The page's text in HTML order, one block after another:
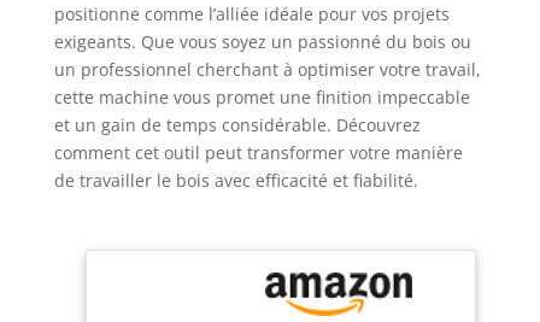
positionne comme l’alliée idéale pour vos projets
exigeants. Que vous soyez un passionné du bois ou
un professionnel cherchant à optimiser votre travail,
cette machine vous promet une finition impeccable
et un gain de temps considérable. Découvrez
comment cet outil peut transformer votre manière
de travailler le bois avec efficacité et fiabilité.